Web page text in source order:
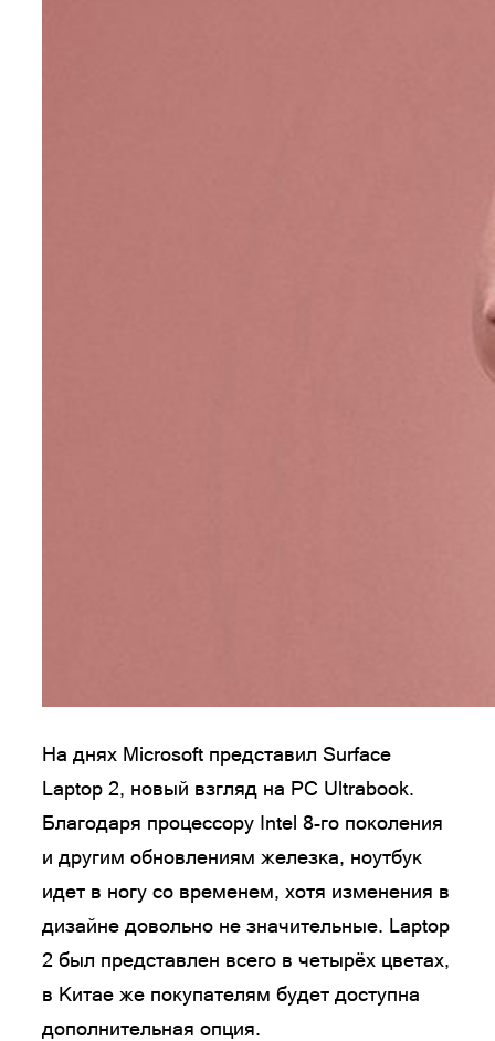
На днях Microsoft представил Surface
Laptop 2, новый взгляд на PC Ultrabook.
Благодаря процессору Intel 8-го поколения
и другим обновлениям железка, ноутбук
идет в ногу со временем, хотя изменения в
дизайне довольно не значительные. Laptop
2 был представлен всего в четырёх цветах,
в Китае же покупателям будет доступна
дополнительная опция.